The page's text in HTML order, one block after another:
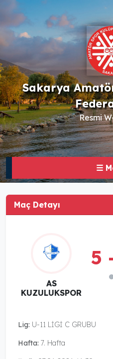
Sakarya
Resmi
☰
Maç Detayı
AS
KUZULUKSPOR
5
Lig: U-11 LİGİ C GRUBU
Hafta: 7. Hafta